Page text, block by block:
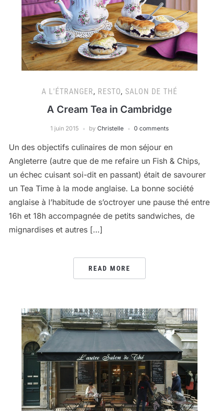
A L'ÉTRANGER, RESTO, SALON DE THÉ
A Cream Tea in Cambridge
1 juin 2015 by Christelle 0 comments
Un des objectifs culinaires de mon séjour en
Angleterre (autre que de me refaire un Fish & Chips,
un échec cuisant soi-dit en passant) était de savourer
un Tea Time à la mode anglaise. La bonne société
anglaise à l’habitude de s’octroyer une pause thé entre
16h et 18h accompagnée de petits sandwiches, de
mignardises et autres […]
READ MORE